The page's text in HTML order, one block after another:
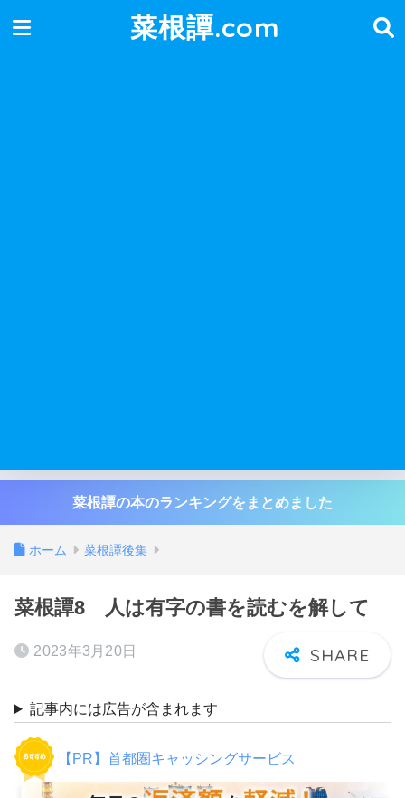
菜根譚.com
菜根譚の本のランキングをまとめました
ホーム 菜根譚後集
菜根譚8 人は有字の書を読むを解して
2023年3月20日
記事内には広告が含まれます
【PR】首都圏キャッシングサービス